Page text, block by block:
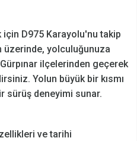
D975 Karayolu'nu takip
üzerinde, yolculuğunuza
ilçelerinden geçerek
Yolun büyük bir kısmı
sürüş deneyimi sunar.
ve tarihi